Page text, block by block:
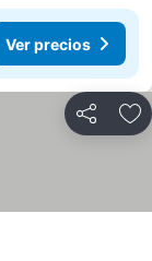
Ver precios
Compartir